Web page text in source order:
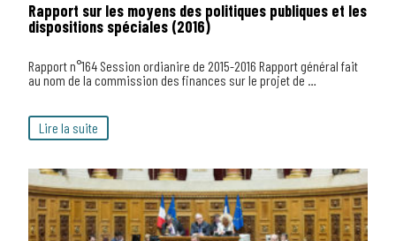
Rapport sur les moyens des politiques publiques et les
dispositions spéciales (2016)
Rapport n°164 Session ordianire de 2015-2016 Rapport général fait
au nom de la commission des finances sur le projet de …
Lire la suite